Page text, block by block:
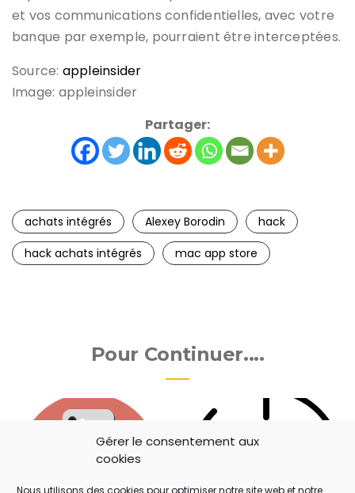
Gérer le consentement aux
cookies
Nous utilisons des cookies pour optimiser notre site web et notre
et vos communications confidentielles, avec votre
banque par exemple, pourraient être interceptées.
Source: appleinsider
Image: appleinsider
Partager:
achats intégrés Alexey Borodin
hack
hack achats intégrés
mac app store
Pour Continuer....